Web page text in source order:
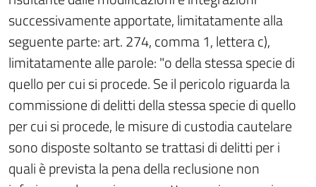
successivamente apportate, limitatamente alla
seguente parte: art. 274, comma 1, lettera c),
limitatamente alle parole: "o della stessa specie di
quello per cui si procede. Se il pericolo riguarda la
commissione di delitti della stessa specie di quello
per cui si procede, le misure di custodia cautelare
sono disposte soltanto se trattasi di delitti per i
quali è prevista la pena della reclusione non